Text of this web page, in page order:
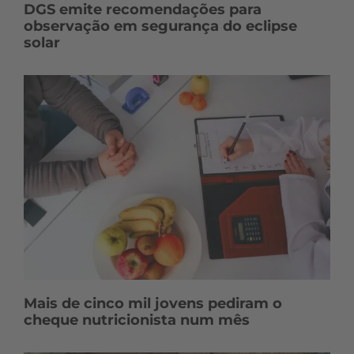
DGS emite recomendações para
observação em segurança do eclipse
solar
Mais de cinco mil jovens pediram o
cheque nutricionista num mês